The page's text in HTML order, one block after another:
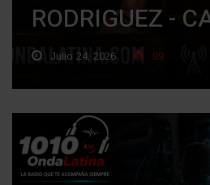
RODRIGUEZ -
Julio 24, 2026 89